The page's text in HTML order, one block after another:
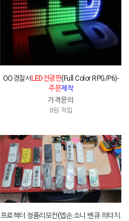
OO경찰서 LED전광판(Full Color RPG/P6)-
주문제작
가격문의
0원 적립
프로젝터 정품리모컨(엡손.소니.벤큐.히타치.